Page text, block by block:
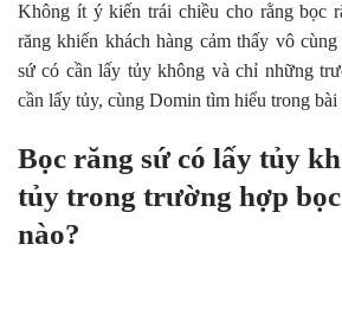
Không ít ý kiến trái chiều cho rằng bọc
răng khiến khách hàng cảm thấy vô
sứ có cần lấy tủy không và chỉ những
cần lấy tủy, cùng Domin tìm hiểu trong
Bọc răng sứ có lấy tủy
tủy trong trường hợp
nào?